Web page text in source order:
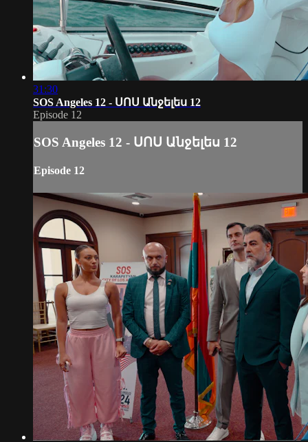
31:30
SOS Angeles 12 - ՍՈՍ Անջելես 12
Episode 12
SOS Angeles 12 - ՍՈՍ Անջելես 12
Episode 12